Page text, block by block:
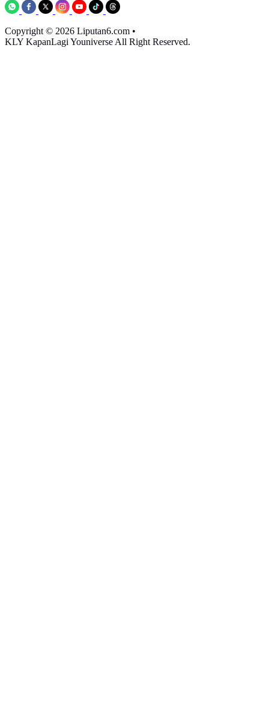
Copyright © 2026 Liputan6.com •
KLY KapanLagi Youniverse All Right Reserved.